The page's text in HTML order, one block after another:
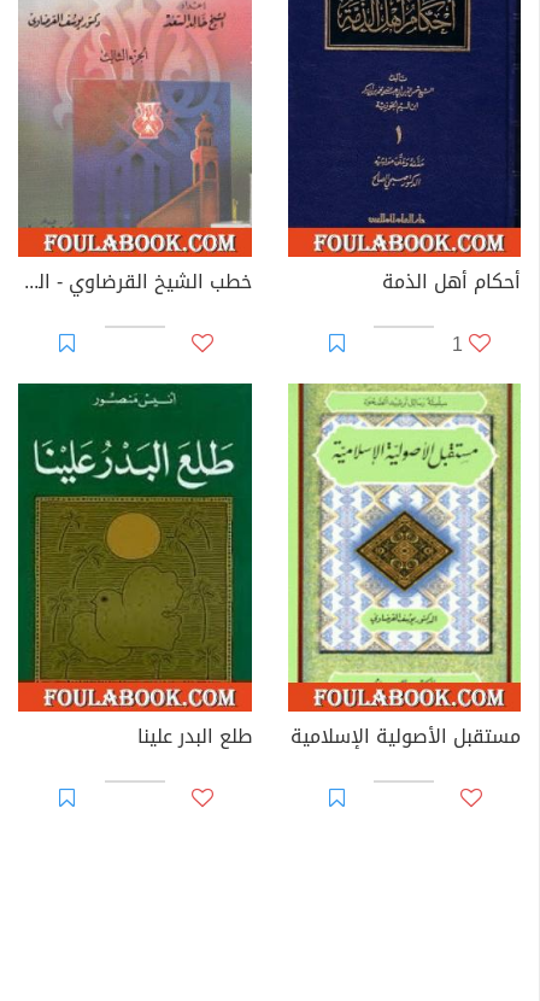
أحكام أهل الذمة
1
خطب الشيخ القرضاوي - الجزء الثالث
مستقبل الأصولية الإسلامية طلع البدر علينا